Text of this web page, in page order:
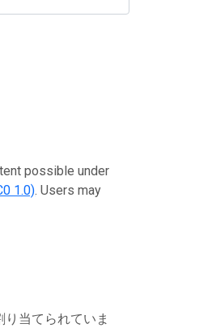
possible under
1.0). Users may
り当てられていま